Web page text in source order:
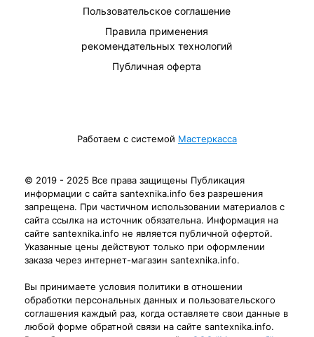
Пользовательское соглашение
Правила применения
рекомендательных технологий
Публичная оферта
Работаем с системой Мастеркасса
© 2019 - 2025 Все права защищены Публикация
информации с сайта santexnika.info без разрешения
запрещена. При частичном использовании материалов с
сайта ссылка на источник обязательна. Информация на
сайте santexnika.info не является публичной офертой.
Указанные цены действуют только при оформлении
заказа через интернет-магазин santexnika.info.
Вы принимаете условия политики в отношении
обработки персональных данных и пользовательского
соглашения каждый раз, когда оставляете свои данные в
любой форме обратной связи на сайте santexnika.info.